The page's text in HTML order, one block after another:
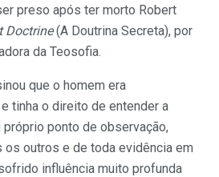
preso após ter morto Robert
Doctrine(A Doutri­na Secreta), por
da Teosofia.
que o homem era
tinha o direito de entender a
ponto de observação,
outros e de toda evidência em
influência muito profunda